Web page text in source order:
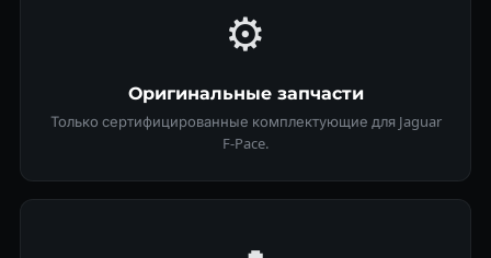
⚙️
Оригинальные запчасти
Только сертифицированные комплектующие для Jaguar
F-Pace.